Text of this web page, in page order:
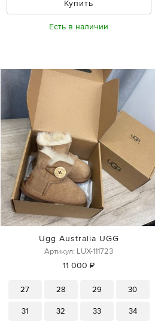
Купить
Есть в наличии
Ugg Australia UGG
Артикул: LUX-111723
11 000 ₽
27 28 29 30
31 32 33 34